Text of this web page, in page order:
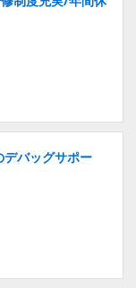
バッグサポー